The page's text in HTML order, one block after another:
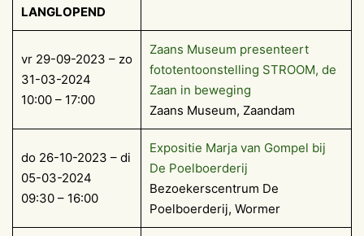
LANGLOPEND
vr 29-09-2023 – zo
31-03-2024
10:00 – 17:00
Zaans Museum presenteert
fototentoonstelling STROOM, de
Zaan in beweging
Zaans Museum, Zaandam
do 26-10-2023 – di
05-03-2024
09:30 – 16:00
Exposi­tie Marja van Gom­pel bij
De Poelboerderij
Bezoekerscentrum De
Poelboerderij, Wormer